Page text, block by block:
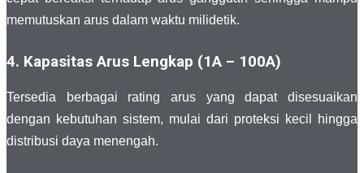
memutuskan arus dalam waktu milidetik.
4. Kapasitas Arus Lengkap (1A – 100A)
Tersedia berbagai rating arus yang dapat disesuaikan
dengan kebutuhan sistem, mulai dari proteksi kecil hingga
distribusi daya menengah.